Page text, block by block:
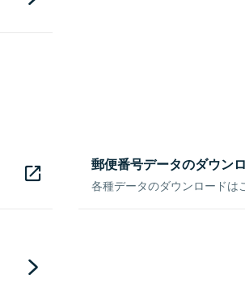
郵便番号データのダウン
各種データのダウンロードは